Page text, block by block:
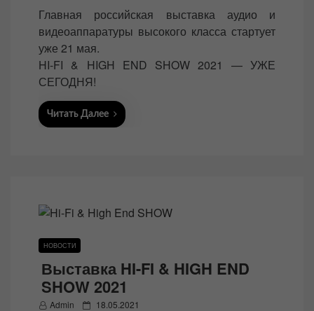
t
e
d
o
n
Главная российская выставка аудио и
видеоаппаратуры высокого класса стартует
уже 21 мая.
HI-FI & HIGH END SHOW 2021 — УЖЕ
СЕГОДНЯ!
Читать Далее
НОВОСТИ
Выставка HI-FI & HIGH END
SHOW 2021
Admin
P 18.05.2021